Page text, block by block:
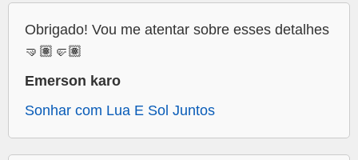
Obrigado! Vou me atentar sobre esses detalhes
🤜🏽🤛🏽
Emerson karo
Sonhar com Lua E Sol Juntos